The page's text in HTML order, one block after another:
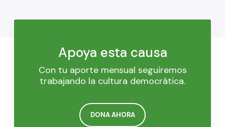
Apoya esta causa
Con tu aporte mensual seguiremos
trabajando la cultura democrática.
DONA AHORA